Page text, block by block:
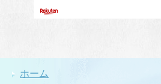
ホーム